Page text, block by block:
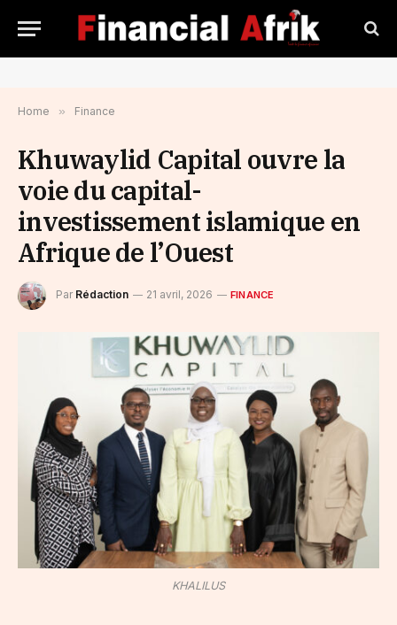
Home » Finance
Khuwaylid Capital ouvre la
voie du capital-
investissement islamique en
Afrique de l’Ouest
Par Rédaction 21 avril, 2026 FINANCE
KHALILUS